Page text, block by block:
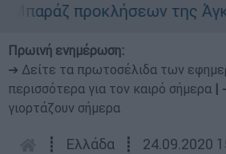
προκλήσεων της Άγκυρας
Πρωινή ενημέρωση:
➔ Δείτε τα πρωτοσέλιδα των
περισσότερα για τον καιρό σήμερα
γιορτάζουν σήμερα
┋ Ελλάδα ┋ 24.09.2020